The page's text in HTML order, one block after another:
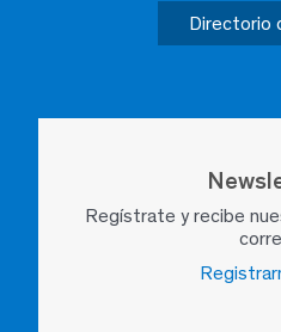
Directorio
Regístrate y recibe